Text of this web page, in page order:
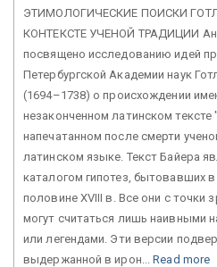
ЭТИМОЛОГИЧЕСКИЕ ПОИСКИ
КОНТЕКСТЕ УЧЕНОЙ ТРАДИЦИИ
посвящено исследованию идей
Петербургской Академии наук
(1694–1738) о происхождении
незаконченном латинском тексте
напечатанном после смерти
латинском языке. Текст Байера
каталогом гипотез, бытовавших
половине XVIII в. Все они с точки
могут считаться лишь наивными
или легендами. Эти версии
выдержанной в ирон...Read more